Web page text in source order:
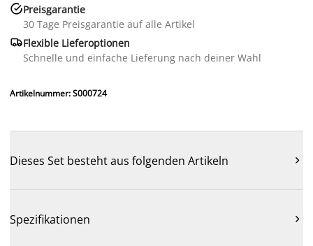
Preisgarantie
30 Tage Preisgarantie auf alle Artikel
Flexible Lieferoptionen
Schnelle und einfache Lieferung nach deiner Wahl
Artikelnummer: S000724
Dieses Set besteht aus folgenden Artikeln 
Spezifikationen 